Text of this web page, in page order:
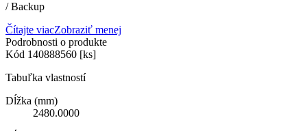
/ Backup
Čítajte viacZobraziť menej
Podrobnosti o produkte
Kód 140888560 [ks]
Tabuľka vlastností
Dĺžka (mm)
2480.0000